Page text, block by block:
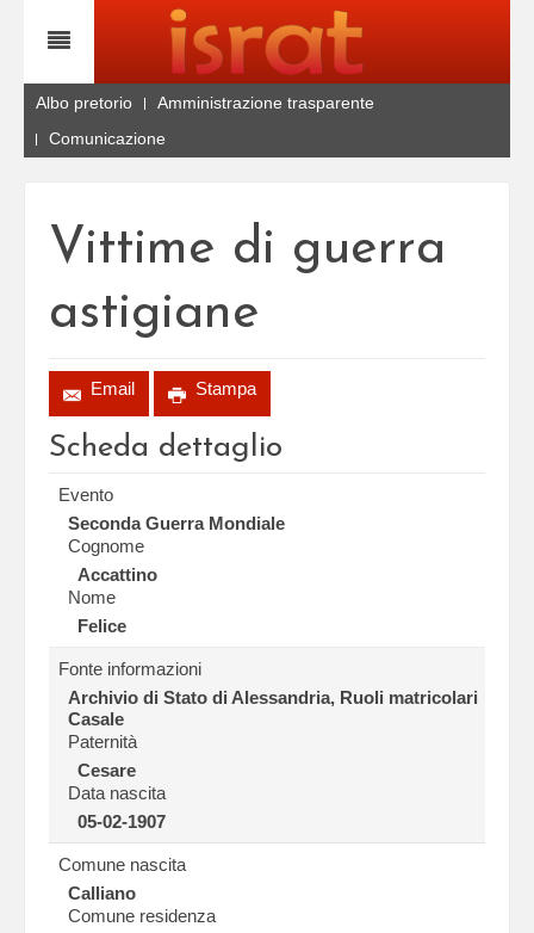
Albo pretorio
Amministrazione trasparente
Comunicazione
Vittime di guerra
astigiane
Email Stampa
Scheda dettaglio
Evento
Seconda Guerra Mondiale
Cognome
Accattino
Nome
Felice
Fonte informazioni
Archivio di Stato di Alessandria, Ruoli matricolari
Casale
Paternità
Cesare
Data nascita
05-02-1907
Comune nascita
Calliano
Comune residenza